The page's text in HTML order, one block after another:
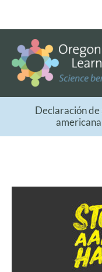
contenido
Declaración de